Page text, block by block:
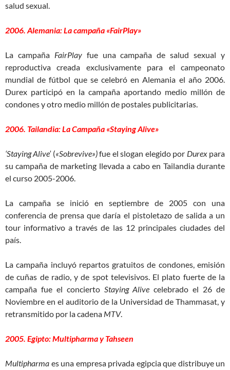
salud sexual.
2006. Alemania: La campaña «FairPlay»
La campaña FairPlayfue una campaña de salud sexual y
reproductiva creada exclusivamente para el campeonato
mundial de fútbol que se celebró en Alemania el año 2006.
Durex participó en la campaña aportando medio millón de
condones y otro medio millón de postales publicitarias.
2006. Tailandia: La Campaña «Staying Alive»
‘Staying Alive’(«Sobrevive»)fue el slogan elegido por Durexpara
su campaña de marketing llevada a cabo en Tailandia durante
el curso 2005-2006.
La campaña se inició en septiembre de 2005 con una
conferencia de prensa que daría el pistoletazo de salida a un
tour informativo a través de las 12 principales ciudades del
país.
La campaña incluyó repartos gratuitos de condones, emisión
de cuñas de radio, y de spot televisivos. El plato fuerte de la
campaña fue el concierto Staying Alive celebrado el 26 de
Noviembre en el auditorio de la Universidad de Thammasat, y
retransmitido por la cadena MTV.
2005. Egipto: Multipharma y Tahseen
Multipharma es una empresa privada egipcia que distribuye un